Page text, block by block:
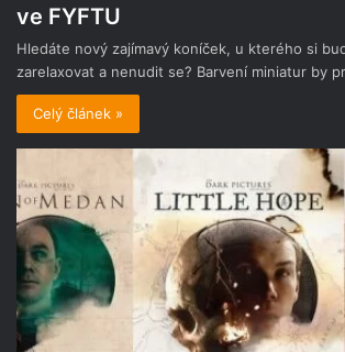
ve FYFTU
Hledáte nový zajímavý koníček, u kterého si
zarelaxovat a nenudit se? Barvení miniatur by
Celý článek »